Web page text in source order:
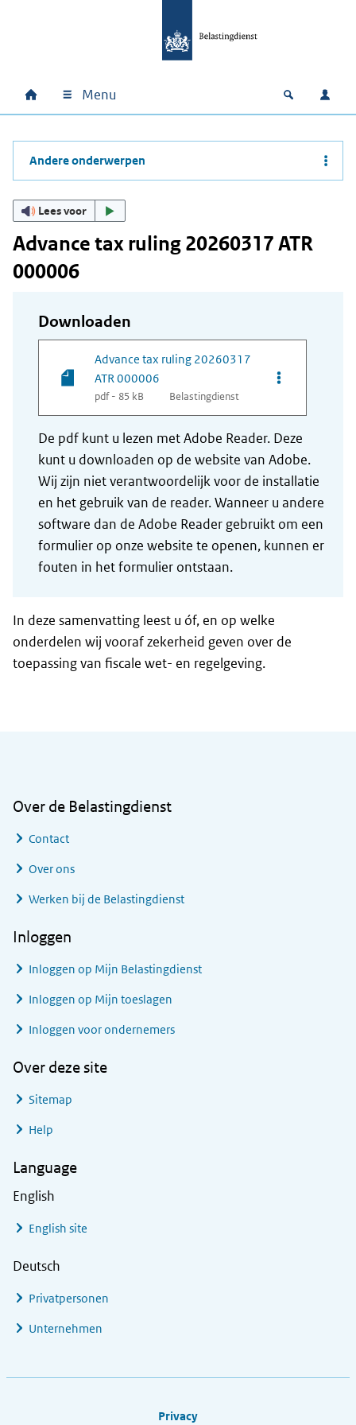
Hoofdnavigatie
Home Menu Open
Andere onderwerpen
Lees voor
Advance tax ruling 20260317 ATR
000006
Downloaden
Advance tax ruling 20260317
ATR 000006
pdf - 85 kB Belastingdienst
Opties van
De pdf kunt u lezen met Adobe Reader. Deze
kunt u downloaden op de website van Adobe.
Wij zijn niet verantwoordelijk voor de installatie
en het gebruik van de reader. Wanneer u andere
software dan de Adobe Reader gebruikt om een
formulier op onze website te openen, kunnen er
fouten in het formulier ontstaan.
In deze samenvatting leest u óf, en op welke
onderdelen wij vooraf zekerheid geven over de
toepassing van fiscale wet- en regelgeving.
Over de Belastingdienst
Contact
Over ons
Werken bij de Belastingdienst
Inloggen
Inloggen op Mijn Belastingdienst
Inloggen op Mijn toeslagen
Inloggen voor ondernemers
Over deze site
Sitemap
Help
Language
English
English site
Deutsch
Privatpersonen
Unternehmen
Privacy